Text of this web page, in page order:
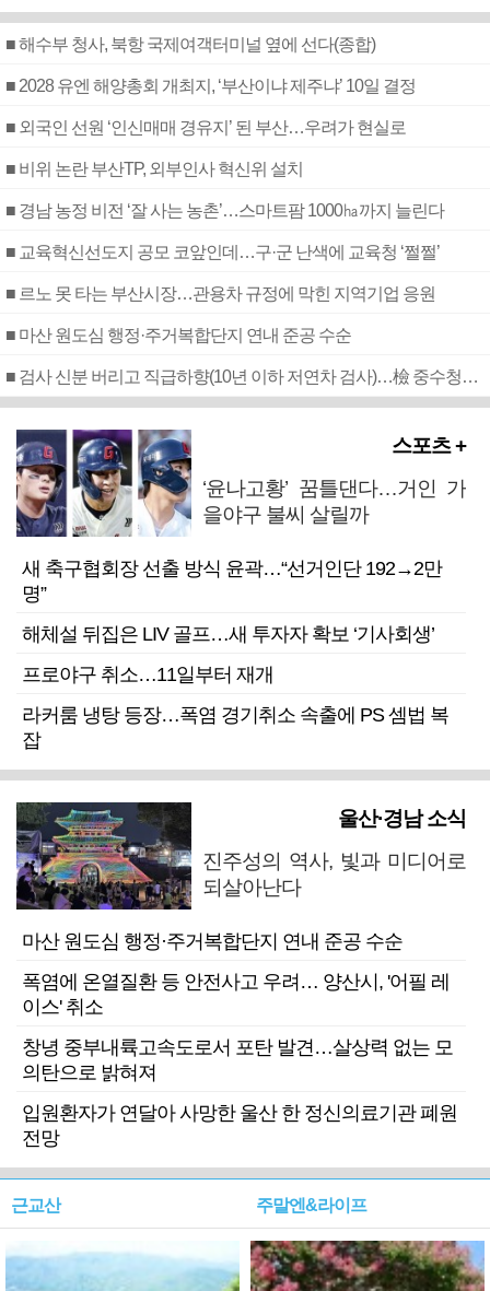
■ 해수부 청사, 북항 국제여객터미널 옆에 선다(종합)
■ 2028 유엔 해양총회 개최지, ‘부산이냐 제주냐’ 10일 결정
■ 외국인 선원 ‘인신매매 경유지’ 된 부산…우려가 현실로
■ 비위 논란 부산TP, 외부인사 혁신위 설치
■ 경남 농정 비전 ‘잘 사는 농촌’…스마트팜 1000㏊까지 늘린다
■ 교육혁신선도지 공모 코앞인데…구·군 난색에 교육청 ‘쩔쩔’
■ 르노 못 타는 부산시장…관용차 규정에 막힌 지역기업 응원
■ 마산 원도심 행정·주거복합단지 연내 준공 수순
■ 검사 신분 버리고 직급하향(10년 이하 저연차 검사)…檢 중수청행 기피
스포츠 +
‘윤나고황’ 꿈틀댄다…거인 가
을야구 불씨 살릴까
새 축구협회장 선출 방식 윤곽…“선거인단 192→2만
명”
해체설 뒤집은 LIV 골프…새 투자자 확보 ‘기사회생’
프로야구 취소…11일부터 재개
라커룸 냉탕 등장…폭염 경기취소 속출에 PS 셈법 복
잡
울산·경남 소식
진주성의 역사, 빛과 미디어로
되살아난다
마산 원도심 행정·주거복합단지 연내 준공 수순
폭염에 온열질환 등 안전사고 우려… 양산시, '어필 레
이스' 취소
창녕 중부내륙고속도로서 포탄 발견…살상력 없는 모
의탄으로 밝혀져
입원환자가 연달아 사망한 울산 한 정신의료기관 폐원
전망
근교산 주말엔&라이프